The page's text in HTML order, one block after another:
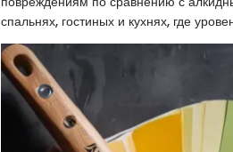
спальнях, гостиных и кухнях, где